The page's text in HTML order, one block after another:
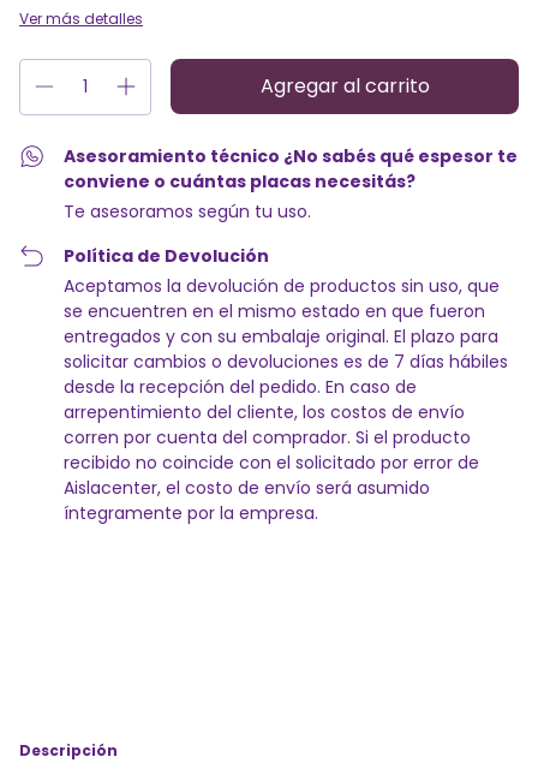
Ver más detalles
Asesoramiento técnico ¿No sabés qué espesor te
conviene o cuántas placas necesitás?
Te asesoramos según tu uso.
Política de Devolución
Aceptamos la devolución de productos sin uso, que
se encuentren en el mismo estado en que fueron
entregados y con su embalaje original. El plazo para
solicitar cambios o devoluciones es de 7 días hábiles
desde la recepción del pedido. En caso de
arrepentimiento del cliente, los costos de envío
corren por cuenta del comprador. Si el producto
recibido no coincide con el solicitado por error de
Aislacenter, el costo de envío será asumido
íntegramente por la empresa.
Descripción